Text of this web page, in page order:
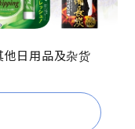
他日用品及杂货